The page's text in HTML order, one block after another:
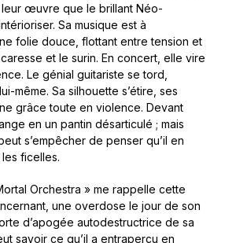
leur œuvre que le brillant Néo-
Sa musique est à
folie douce, flottant entre tension et
et le surin. En concert, elle vire
Le génial guitariste se tord,
même. Sa silhouette s’étire, ses
grâce toute en violence. Devant
en un pantin désarticulé ; mais
s’empêcher de penser qu’il en
ficelles.
Orchestra » me rappelle cette
une overdose le jour de son
d’apogée autodestructrice de sa
savoir ce qu’il a entraperçu en